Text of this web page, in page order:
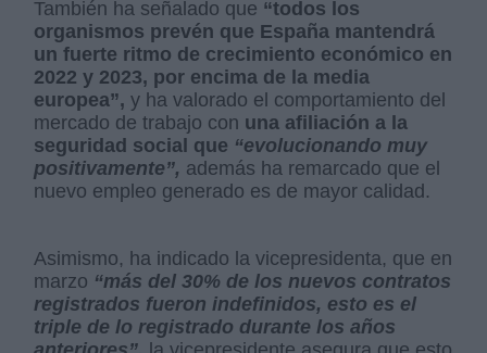
También ha señalado que “todos los
organismos prevén que España mantendrá
un fuerte ritmo de crecimiento económico en
2022 y 2023, por encima de la media
europea”, y ha valorado el comportamiento del
mercado de trabajo con una afiliación a la
seguridad social que “evolucionando muy
positivamente”, además ha remarcado que el
nuevo empleo generado es de mayor calidad.
Asimismo, ha indicado la vicepresidenta, que en
marzo “más del 30% de los nuevos contratos
registrados fueron indefinidos, esto es el
triple de lo registrado durante los años